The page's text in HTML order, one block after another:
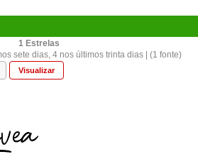
1
sete dias, 4 nos últimos trinta dias | (1 fonte)
Visualizar